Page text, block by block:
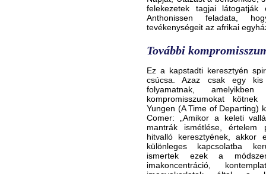
felekezetek tagjai látogatják
Anthonissen feladata,
tevékenységeit az afrikai
További
Ez a kapstadti keresztyén
csúcsa. Azaz csak egy
folyamatnak,
kompromisszumokat
Yungen (A Time of Departing)
Comer: „Amikor a keleti
mantrák ismétlése, értelem
hitvalló keresztyének, akkor
különleges kapcsolatba
ismertek ezek a
imakoncentráció,